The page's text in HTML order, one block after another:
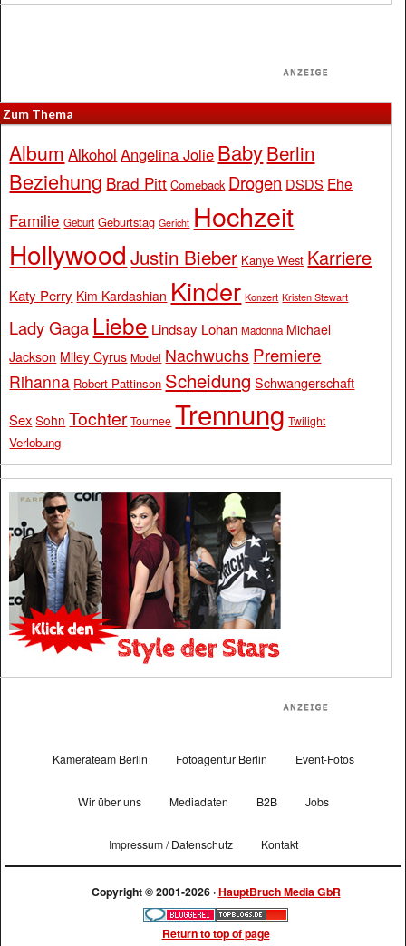
Zum Thema
Album Alkohol Angelina Jolie BabyBerlin
Beziehung Brad Pitt Comeback Drogen DSDS Ehe
Familie Geburt Geburtstag Gericht Hochzeit
Hollywood Justin Bieber Kanye West Karriere
Katy Perry Kim Kardashian Kinder Konzert Kristen Stewart
Lady Gaga Liebe Lindsay Lohan Madonna Michael
Jackson Miley Cyrus Model Nachwuchs Premiere
Rihanna Robert Pattinson Scheidung Schwangerschaft
Sex Sohn Tochter Tournee Trennung Twilight
Verlobung
Kamerateam Berlin Fotoagentur Berlin Event-Fotos
Wir über uns Mediadaten B2B Jobs
Impressum / Datenschutz Kontakt
Copyright © 2001-2026 ·HauptBruch Media GbR
Return to top of page